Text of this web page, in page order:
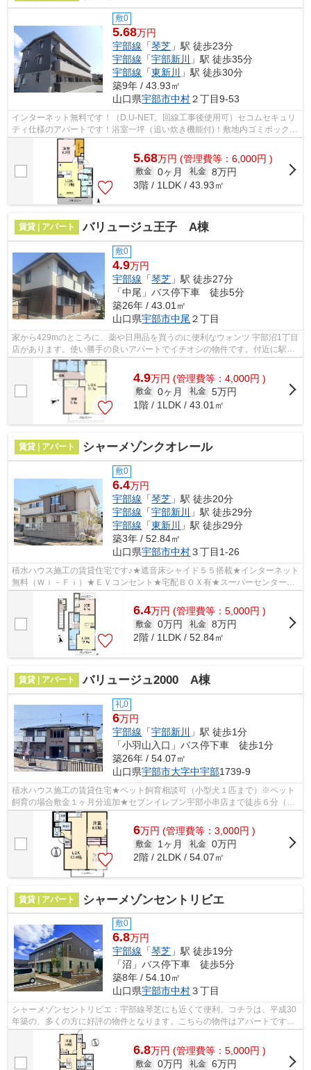
敷0
5.68万円
宇部線 「琴芝 」駅 徒歩23分
宇部線 「宇部新川
」駅 徒歩35分
宇部線 「東新川
」駅 徒歩30分
築9年 / 43.93㎡
山口県宇部市中村２丁目9-53
インターネット無料です！（D.U-NET。回線工事後使用可）セコムセキュリ
ティ仕様のアパートです！浴室一坪（追い炊き機能付)！敷地内ゴミボックス
有（民間業者回収）
5.68万円 (管理費等：6,000円 )
敷金 0ヶ月 礼金 8万円
3階 / 1LDK / 43.93㎡
賃貸 | アパート バリュージュ王子 A棟
敷0
4.9万円
宇部線 「琴芝 」駅 徒歩27分
「中尾」バス停下車 徒歩5分
築26年 / 43.01㎡
山口県宇部市中尾 ２丁目
家から429mのところに、薬や日用品を買うのに便利なウォンツ 宇部沼1丁目
店があります。使い勝手の良いアパートでイチオシの物件です。付近に駅が
2つあるので、用途や行き先によって経...
4.9万円 (管理費等：4,000円 )
敷金 0ヶ月 礼金 5万円
1階 / 1LDK / 43.01㎡
賃貸 | アパート シャーメゾンクオレール
敷0
6.4万円
宇部線 「琴芝 」駅 徒歩20分
宇部線 「宇部新川
」駅 徒歩29分
宇部線 「東新川
」駅 徒歩29分
築3年 / 52.84㎡
山口県宇部市中村３丁目1-26
積水ハウス施工の賃貸住宅です♪★遮音床シャイド５５搭載★インターネット
無料（Ｗｉ－Ｆｉ）★ＥＶコンセント★宅配ＢＯＸ有★スーパーセンタート
ライアル宇部店まで徒歩７分（５６０ｍ）★...
6.4万円 (管理費等：5,000円 )
敷金 0万円 礼金 8万円
2階 / 1LDK / 52.84㎡
賃貸 | アパート バリュージュ2000 A棟
礼0
6万円
宇部線 「宇部新川
」駅 徒歩1分
「小羽山入口」バス停下車 徒歩1分
築26年 / 54.07㎡
山口県宇部市大字中宇部1739-9
積水ハウス施工の賃貸住宅★ペット飼育相談可（小型犬１匹まで）※ペット
飼育の場合敷金１ヶ月分追加★セブンイレブン宇部小串店まで徒歩６分（４
５０ｍ）★インターネット無料（Ｗｉ－Ｆ...
6万円 (管理費等：3,000円 )
敷金 1ヶ月 礼金 0万円
2階 / 2LDK / 54.07㎡
賃貸 | アパート シャーメゾンセントリビエ
敷0
6.8万円
宇部線 「琴芝 」駅 徒歩19分
「沼」バス停下車 徒歩5分
築8年 / 54.10㎡
山口県宇部市中村３丁目
シャーメゾンセントリビエ：宇部線琴芝にも近くて便利。コチラは、平成30
年築の、多くの方に好評の物件となります。こちらの物件はアパートです。
快適さを求めるなら、ゴミ捨てが楽な...
6.8万円 (管理費等：5,000円 )
敷金 0万円 礼金 6万円